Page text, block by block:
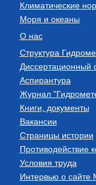
Климатические
Моря и океаны
О нас
Структура
Диссертационный
Аспирантура
Журнал
Книги, документы
Вакансии
Страницы истории
Противодействие
Условия труда
Интервью о сайте